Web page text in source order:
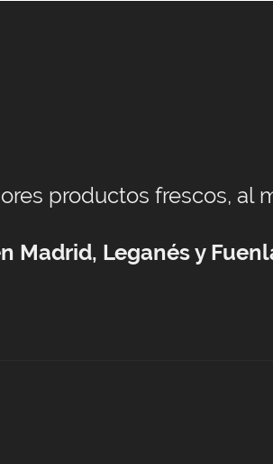
productos frescos, al
Leganés y